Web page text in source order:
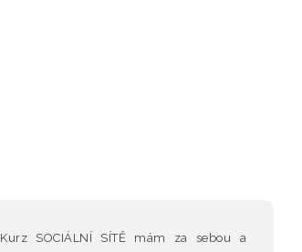
Kurz SOCIÁLNÍ SÍTĚ mám za sebou a